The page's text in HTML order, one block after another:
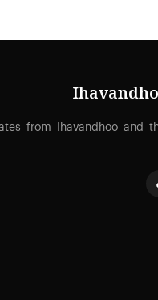
from Ihavandhoo and